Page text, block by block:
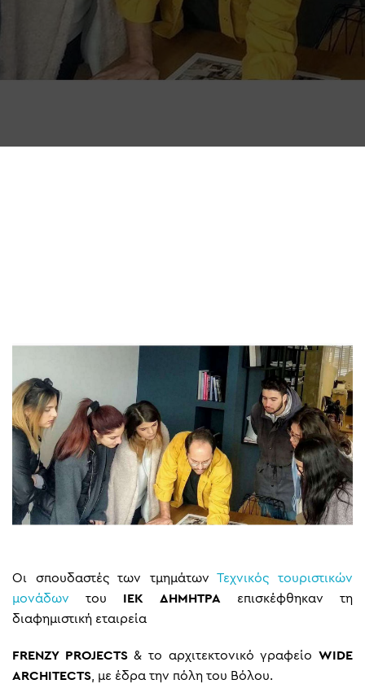
Οι σπουδαστές των τμημάτωνΤεχνικός τουριστικών
μονάδων του ΙΕΚ ΔΗΜΗΤΡΑεπισκέφθηκαν τη
διαφημιστική εταιρεία
FRENZY PROJECTS& το αρχιτεκτονικό γραφείοWIDE
ARCHITECTS, με έδρα την πόλη του Βόλου.